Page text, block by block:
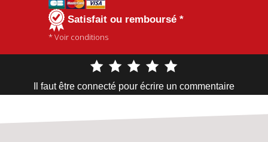
Satisfait ou remboursé *
* Voir conditions
Il faut être connecté pour écrire un commentaire